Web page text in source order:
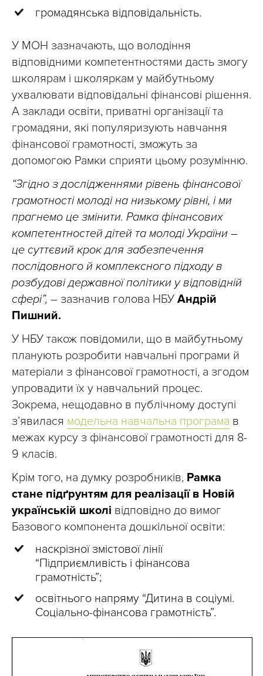
громадянська відповідальність.
У МОН зазначають, що володіння
відповідними компетентностями дасть змогу
школярам і школяркам у майбутньому
ухвалювати відповідальні фінансові рішення.
А заклади освіти, приватні організації та
громадяни, які популяризують навчання
фінансової грамотності, зможуть за
допомогою Рамки сприяти цьому розумінню.
“Згідно з дослідженнями рівень фінансової
грамотності молоді на низькому рівні, і ми
прагнемо це змінити. Рамка фінансових
компетентностей дітей та молоді України –
це суттєвий крок для забезпечення
послідовного й комплексного підходу в
розбудові державної політики у відповідній
сфері”, – зазначив голова НБУ Андрій
Пишний.
У НБУ також повідомили, що в майбутньому
планують розробити навчальні програми й
матеріали з фінансової грамотності, а згодом
упровадити їх у навчальний процес.
Зокрема, нещодавно в публічному доступі
з’явилася модельна навчальна програма в
межах курсу з фінансової грамотності для 8-
9 класів.
Крім того, на думку розробників, Рамка
стане підґрунтям для реалізації в Новій
українській школі відповідно до вимог
Базового компонента дошкільної освіти:
наскрізної змістової лінії
“Підприємливість і фінансова
грамотність”;
освітнього напряму “Дитина в соціумі.
Соціально-фінансова грамотність”.